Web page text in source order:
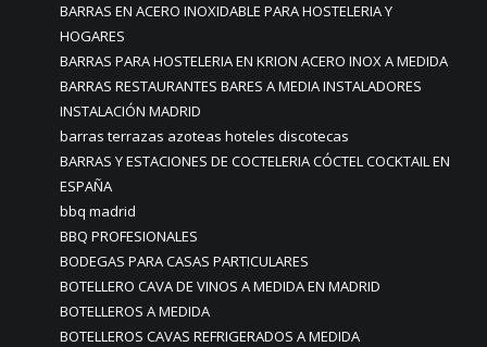
BARRAS EN ACERO INOXIDABLE PARA HOSTELERIA Y
HOGARES
BARRAS PARA HOSTELERIA EN KRION ACERO INOX A MEDIDA
BARRAS RESTAURANTES BARES A MEDIA INSTALADORES
INSTALACIÓN MADRID
barras terrazas azoteas hoteles discotecas
BARRAS Y ESTACIONES DE COCTELERIA CÓCTEL COCKTAIL EN
ESPAÑA
bbq madrid
BBQ PROFESIONALES
BODEGAS PARA CASAS PARTICULARES
BOTELLERO CAVA DE VINOS A MEDIDA EN MADRID
BOTELLEROS A MEDIDA
BOTELLEROS CAVAS REFRIGERADOS A MEDIDA